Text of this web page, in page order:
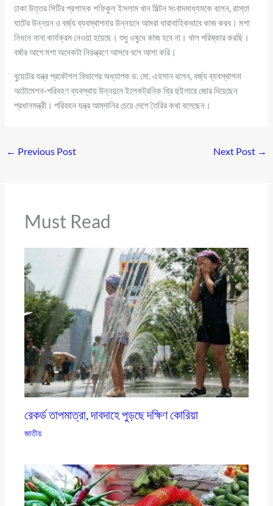
ঢাকা উত্তর সিটির প্রশাসক শফিকুল ইসলাম খান মিল্টন সংবাদমাধ্যমকে বলেন, রাস্তা
ঘাটের উন্নয়ন ও বর্জ্য ব্যবস্থাপনার উন্নয়নে আমরা ধারাবাহিকভাবে কাজ করব। মশা
নিধনে নানা কার্যক্রম নেওয়া হয়েছে। শুধু ওষুধে কাজ হবে না। খাল পরিষ্কার করছি।
বর্ষার আগে মশা অনেকটা নিয়ন্ত্রণে আসবে বলে আশা করি।
বুয়েটের যন্ত্র প্রকৌশল বিভাগের অধ্যাপক ড. মো. এহসান বলেন, বর্জ্য ব্যবস্থাপনা
অটোমেশন-পরিবহণ ব্যবস্থায় উন্নয়নে ইলেকট্রনিক থ্রি হুইলারে জোর দিয়েছেন
প্রধানমন্ত্রী। পরিবহন যন্ত্র আমদানির চেয়ে দেশে তৈরির কথা বলেছেন।
← Previous Post Next Post →
Must Read
রেকর্ড তাপমাত্রা, দাবদাহে পুড়ছে দক্ষিণ কোরিয়া
জাতীয়